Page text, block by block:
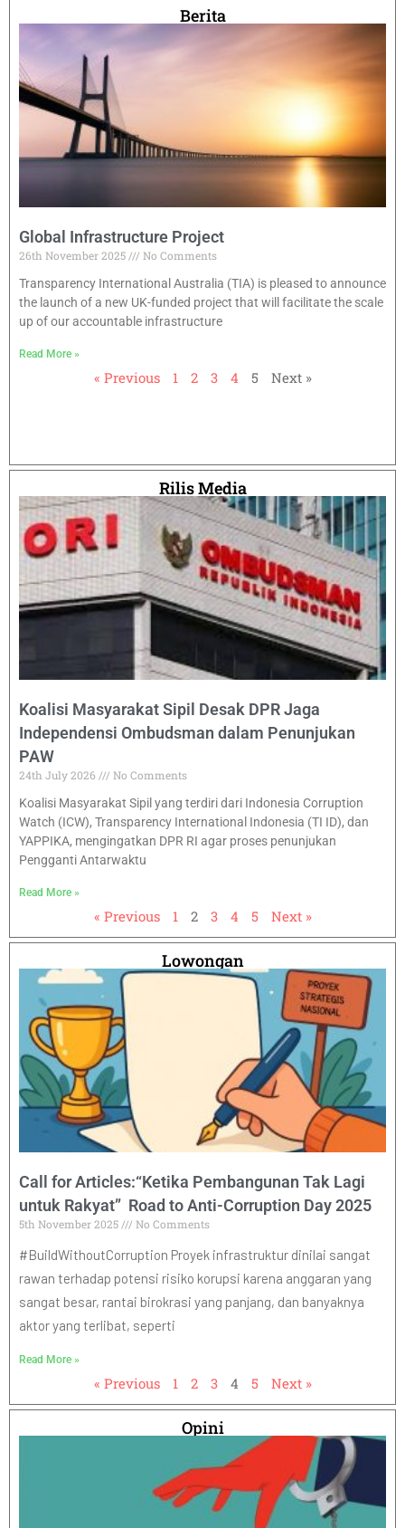
Berita
Global Infrastructure Project
26th November 2025
No Comments
Transparency International Australia (TIA) is pleased to announce
the launch of a new UK-funded project that will facilitate the scale
up of our accountable infrastructure
Read More »
« Previous 1 2 3 4 5 Next »
Rilis Media
Koalisi Masyarakat Sipil Desak DPR Jaga
Independensi Ombudsman dalam Penunjukan
PAW
24th July 2026
No Comments
Koalisi Masyarakat Sipil yang terdiri dari Indonesia Corruption
Watch (ICW), Transparency International Indonesia (TI ID), dan
YAPPIKA, mengingatkan DPR RI agar proses penunjukan
Pengganti Antarwaktu
Read More »
« Previous 1 2 3 4 5 Next »
Lowongan
Call for Articles:“Ketika Pembangunan Tak Lagi
untuk Rakyat” Road to Anti-Corruption Day 2025
5th November 2025 No Comments
#BuildWithoutCorruption Proyek infrastruktur dinilai sangat
rawan terhadap potensi risiko korupsi karena anggaran yang
sangat besar, rantai birokrasi yang panjang, dan banyaknya
aktor yang terlibat, seperti
Read More »
« Previous 1 2 3 4 5 Next »
Opini